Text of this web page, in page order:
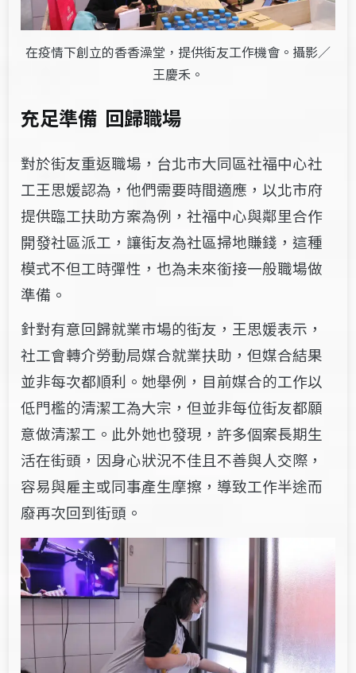
在疫情下創立的香香澡堂，提供街友工作機會。攝影／
王慶禾。
充足準備 回歸職場
對於街友重返職場，台北市大同區社福中心社
工王思媛認為，他們需要時間適應，以北市府
提供臨工扶助方案為例，社福中心與鄰里合作
開發社區派工，讓街友為社區掃地賺錢，這種
模式不但工時彈性，也為未來銜接一般職場做
準備。
針對有意回歸就業市場的街友，王思媛表示，
社工會轉介勞動局媒合就業扶助，但媒合結果
並非每次都順利。她舉例，目前媒合的工作以
低門檻的清潔工為大宗，但並非每位街友都願
意做清潔工。此外她也發現，許多個案長期生
活在街頭，因身心狀況不佳且不善與人交際，
容易與雇主或同事產生摩擦，導致工作半途而
廢再次回到街頭。